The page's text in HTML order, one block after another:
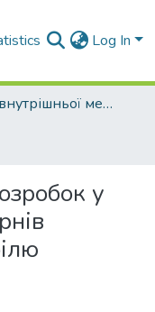
Log In
Кафедра внутрішньої медицини № 2 і клінічної імунології та алергології імені академіка Л.Т. Малої
у